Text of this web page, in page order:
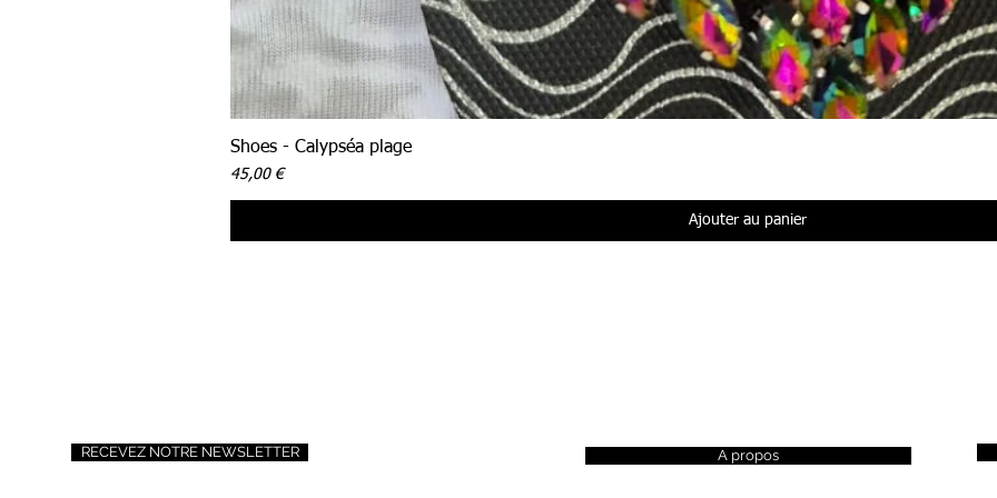
Shoes - Calypséa plage
Prix
45,00 €
Ajouter au panier
RECEVEZ NOTRE NEWSLETTER A propos